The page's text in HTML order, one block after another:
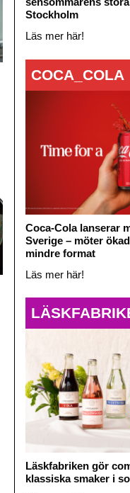
Stockholm
Läs mer här!
COCA_COLA
Coca-Cola lanserar
Sverige – möter
mindre format
Läs mer här!
Läskfabriken gör
klassiska smaker i